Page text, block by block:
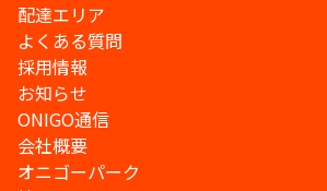
配達エリア
よくある質問
採用情報
お知らせ
ONIGO通信
会社概要
オニゴーパーク